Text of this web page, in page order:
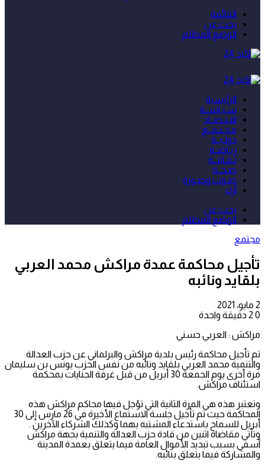
القائمة
بحث عن
الوضع المظلم
الرئيسية
سـيـاســة
اقـتـصــاد
مـجـتـمــع
دولـيــة
ريـاضــة
ثـقـافــة
صـحــة
صـوت وصـورة
آراء
بحث عن
الوضع المظلم
مجتمع
تأجيل محاكمة عمدة مراكش محمد العربي
بلقايد ونائبه
2 مايو، 2021
0
دقيقة واحدة
مراكش : العربي حسني
تم تأجيل محاكمة رئيس بلدية مراكش والبرلماني عن حزب العدالة
والتنمية محمد العربي بلقايد ونائبه من نفس الحزب يونس بن سليمان
مرة أخرى يوم الجمعة 30 أبريل من قبل غرفة الجنايات بمحكمة
استئناف مراكش.
وتعتبر هذه هي المرة الثانية التي تؤجل فيها محاكم مراكش هذه
المحاكمة حيث تم تأجيل جلسة الاستماع الأخيرة في 26 مارس إلى 30
أبريل للسماح باستدعاء المشتبه بهما وكذلك الشركاء الآخرين .
وتأتي مقاضاة اثنين من قادة حزب العدالة والتنمية بجهة مراكش
آسفي بسبب تبديد الأموال العامة فيما يتعلق بعمدة المدينة
والمشاركة فيما يتعلق بنائبه.